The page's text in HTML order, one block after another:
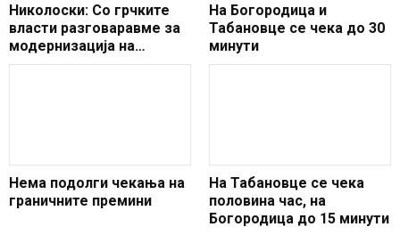
Николоски: Со грчките
власти разговаравме за
модернизација на
патиштата и подобро со
На Богородица и
Табановце се чека до 30
минути
Нема подолги чекања на
граничните премини
На Табановце се чека
половина час, на
Богородица до 15 минути